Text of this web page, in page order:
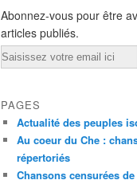
Abonnez-vous pour être
articles publiés.
Email
PAGES
Actualité des peuples
Au coeur du Che :
répertoriés
Chansons censurées